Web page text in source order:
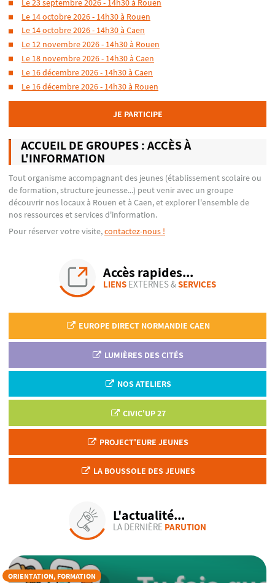
Accès rapides...
LIENSEXTERNES &SERVICES
EUROPE DIRECT NORMANDIE CAEN
LUMIÈRES DES CITÉS
NOS ATELIERS
CIVIC'UP 27
PROJECT'EURE JEUNES
LA BOUSSOLE DES JEUNES
L'actualité...
LA DERNIÈRE PARUTION
ORIENTATION, FORMATION
Le 23 septembre 2026 - 14h30 à Rouen
Le 14 octobre 2026 - 14h30 à Rouen
Le 14 octobre 2026 - 14h30 à Caen
Le 12 novembre 2026 - 14h30 à Rouen
Le 18 novembre 2026 - 14h30 à Caen
Le 16 décembre 2026 - 14h30 à Caen
Le 16 décembre 2026 - 14h30 à Rouen
JE PARTICIPE
ACCUEIL DE GROUPES : ACCÈS À
L'INFORMATION
Tout organisme accompagnant des jeunes (établissement scolaire ou
de formation, structure jeunesse...) peut venir avec un groupe
découvrir nos locaux à Rouen et à Caen, et explorer l'ensemble de
nos ressources et services d'information.
Pour réserver votre visite,contactez-nous !